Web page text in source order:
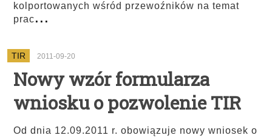
kolportowanych wśród przewoźników na temat
prac...
TIR 2011-09-20
Nowy wzór formularza
wniosku o pozwolenie TIR
Od dnia 12.09.2011 r. obowiązuje nowy wniosek o